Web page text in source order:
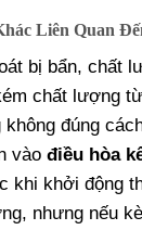
Liên Quan
bị bẩn, chất
chất lượng
đúng
vào điều hòa
khi khởi động
nhưng nếu